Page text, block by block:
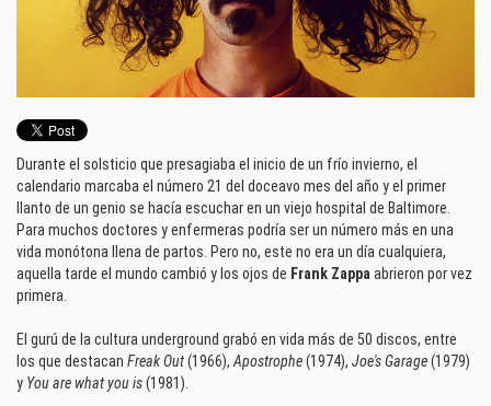
Durante el solsticio que presagiaba el inicio de un frío invierno, el
calendario marcaba el número 21 del doceavo mes del año y el primer
llanto de un genio se hacía escuchar en un viejo hospital de Baltimore.
Para muchos doctores y enfermeras podría ser un número más en una
vida monótona llena de partos. Pero no, este no era un día cualquiera,
aquella tarde el mundo cambió y los ojos de Frank Zappaabrieron por vez
primera.
El gurú de la cultura underground grabó en vida más de 50 discos, entre
los que destacan Freak Out(1966),Apostrophe(1974), Joe's Garage(1979)
y You are what you is(1981).